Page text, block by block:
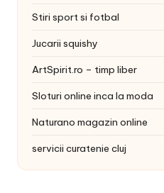
Stiri sport si fotbal
Jucarii squishy
ArtSpirit.ro – timp liber
Sloturi online inca la moda
Naturano magazin online
servicii curatenie cluj